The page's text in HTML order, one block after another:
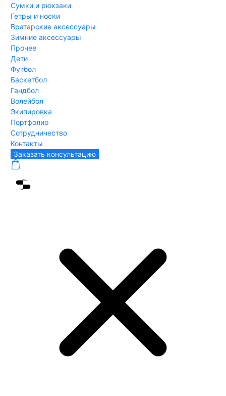
Сумки и рюкзаки
Гетры и носки
Вратарские аксессуары
Зимние аксессуары
Прочее
Дети
Футбол
Баскетбол
Гандбол
Волейбол
Экипировка
Портфолио
Сотрудничество
Контакты
Заказать консультацию